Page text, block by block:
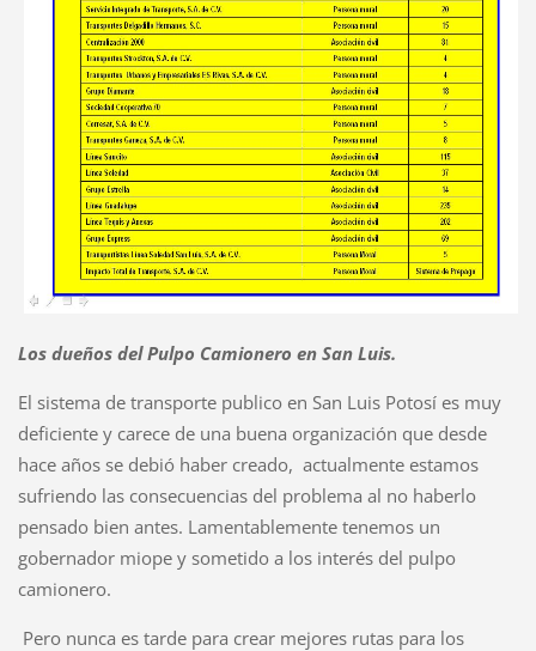
Los dueños del Pulpo Camionero en San Luis.
El sistema de transporte publico en San Luis Potosí es muy
deficiente y carece de una buena organización que desde
hace años se debió haber creado, actualmente estamos
sufriendo las consecuencias del problema al no haberlo
pensado bien antes. Lamentablemente tenemos un
gobernador miope y sometido a los interés del pulpo
camionero.
Pero nunca es tarde para crear mejores rutas para los